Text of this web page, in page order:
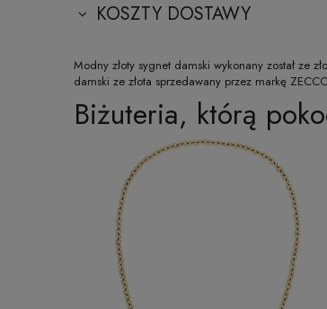
KOSZTY DOSTAWY
Modny złoty sygnet damski wykonany został ze
damski ze złota sprzedawany przez markę
Biżuteria, którą